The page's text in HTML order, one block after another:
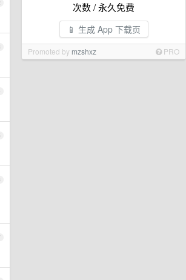
次数 / 永久免费
📱 生成 App 下载页
Promoted by mzshxz PRO